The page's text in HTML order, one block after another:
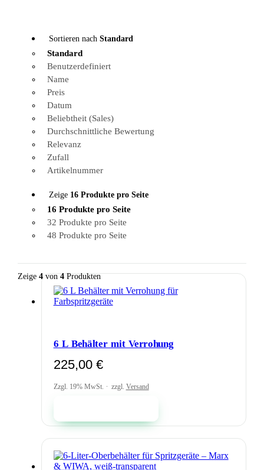
Sortieren nach Standard
Standard
Benutzerdefiniert
Name
Preis
Datum
Beliebtheit (Sales)
Durchschnittliche Bewertung
Relevanz
Zufall
Artikelnummer
Zeige 16 Produkte pro Seite
16 Produkte pro Seite
32 Produkte pro Seite
48 Produkte pro Seite
Zeige 4von4Produkten
6 L Behälter mit Verrohung
225,00 €
Zzgl. 19% MwSt. zzgl. Versand